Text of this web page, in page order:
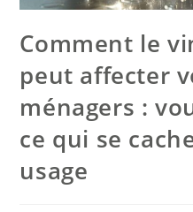
Comment le
peut affecter
ménagers :
ce qui se
usage